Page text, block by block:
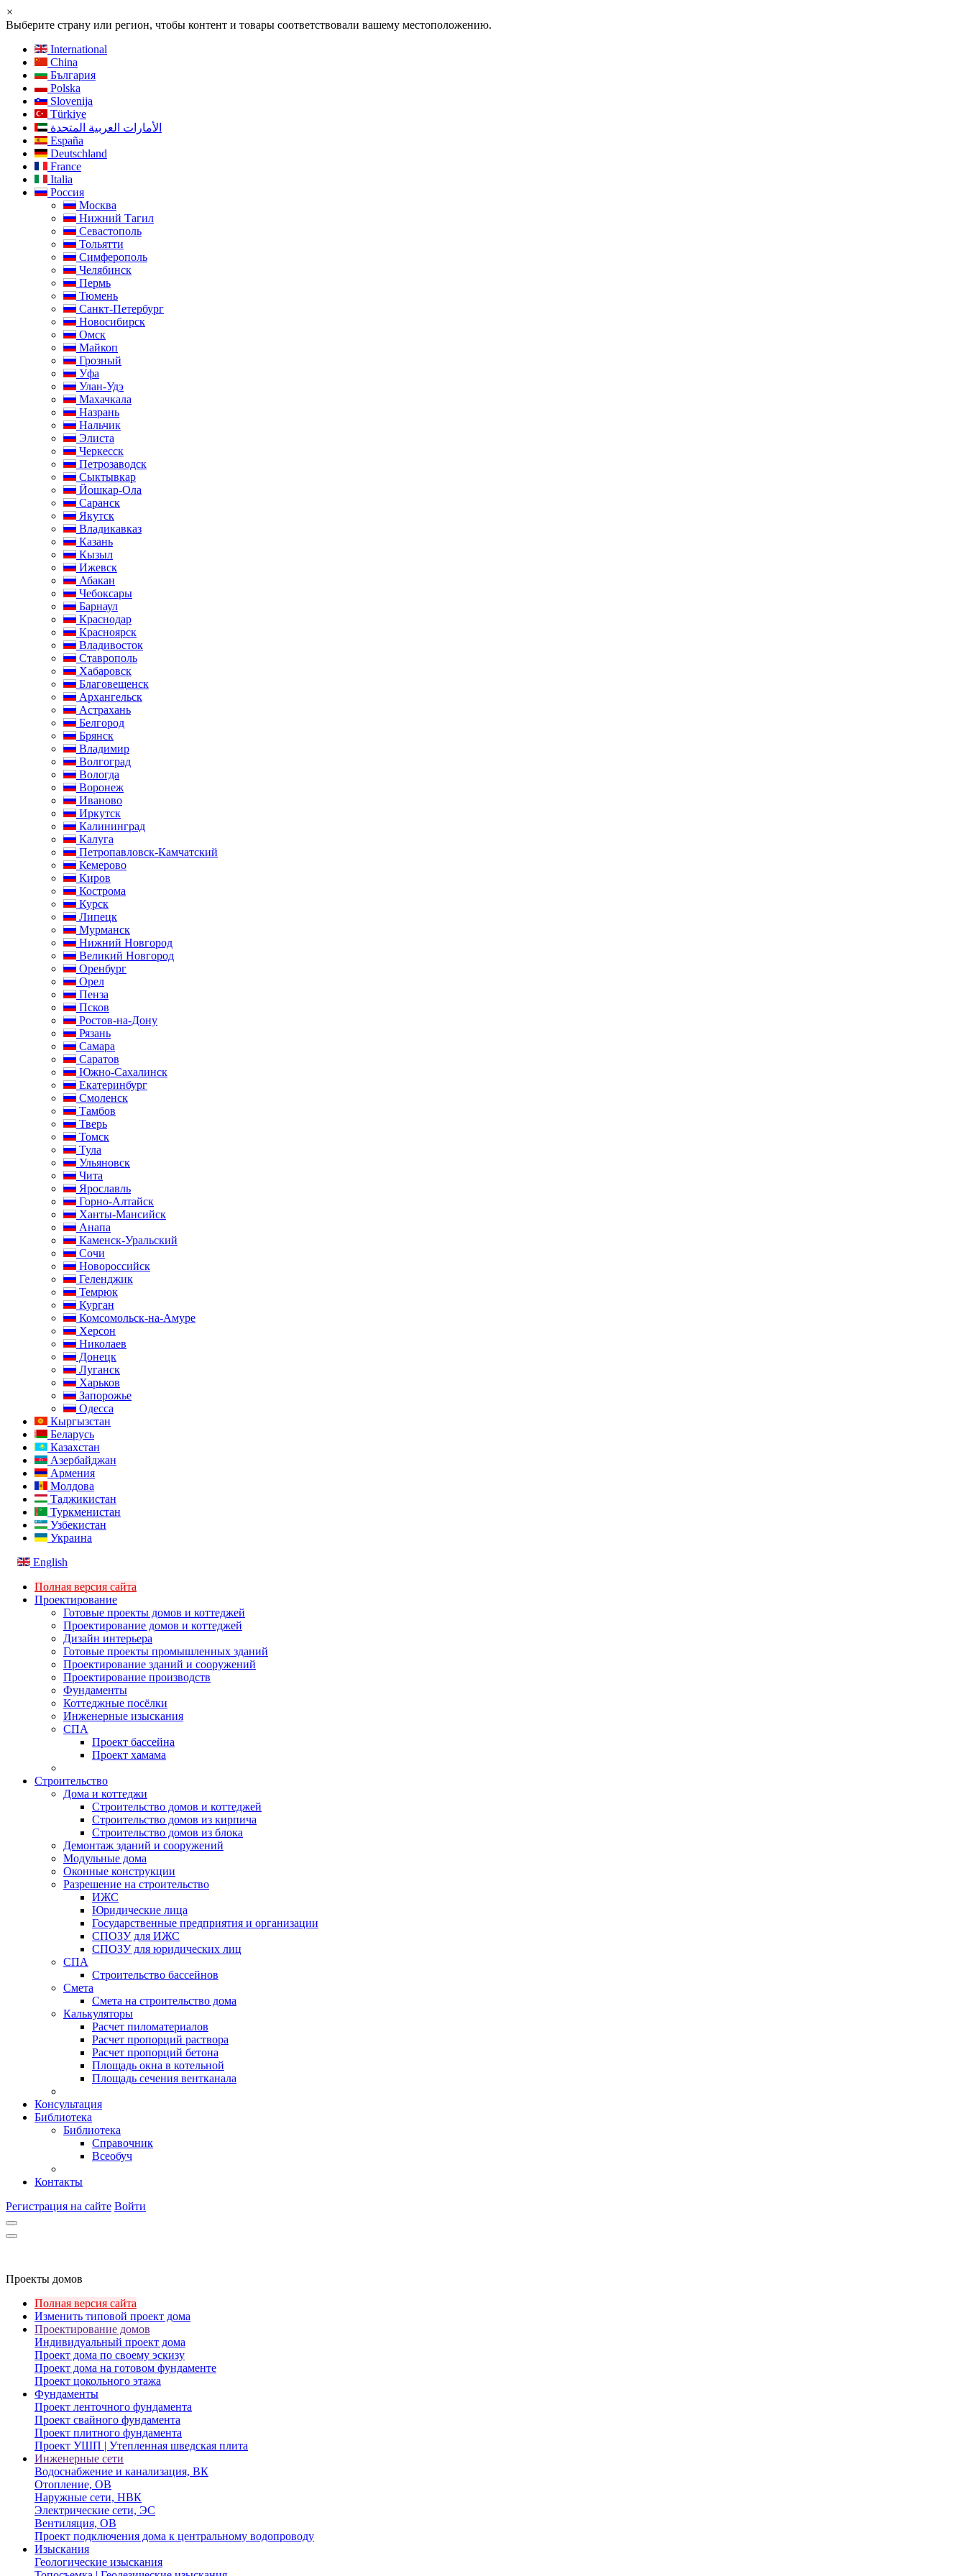
×
Выберите страну или регион, чтобы контент и товары соответствовали вашему местоположению.
International
China
България
Polska
Slovenija
Türkiye
الأمارات العربية المتحدة
España
Deutschland
France
Italia
Россия
Москва
Нижний Тагил
Севастополь
Тольятти
Симферополь
Челябинск
Пермь
Тюмень
Санкт-Петербург
Новосибирск
Омск
Майкоп
Грозный
Уфа
Улан-Удэ
Махачкала
Назрань
Нальчик
Элиста
Черкесск
Петрозаводск
Сыктывкар
Йошкар-Ола
Саранск
Якутск
Владикавказ
Казань
Кызыл
Ижевск
Абакан
Чебоксары
Барнаул
Краснодар
Красноярск
Владивосток
Ставрополь
Хабаровск
Благовещенск
Архангельск
Астрахань
Белгород
Брянск
Владимир
Волгоград
Вологда
Воронеж
Иваново
Иркутск
Калининград
Калуга
Петропавловск-Камчатский
Кемерово
Киров
Кострома
Курск
Липецк
Мурманск
Нижний Новгород
Великий Новгород
Оренбург
Орел
Пенза
Псков
Ростов-на-Дону
Рязань
Самара
Саратов
Южно-Сахалинск
Екатеринбург
Смоленск
Тамбов
Тверь
Томск
Тула
Ульяновск
Чита
Ярославль
Горно-Алтайск
Ханты-Мансийск
Анапа
Каменск-Уральский
Сочи
Новороссийск
Геленджик
Темрюк
Курган
Комсомольск-на-Амуре
Херсон
Николаев
Донецк
Луганск
Харьков
Запорожье
Одесса
Кыргызстан
Беларусь
Казахстан
Азербайджан
Армения
Молдова
Таджикистан
Туркменистан
Узбекистан
Украина
English
Полная версия сайта
Проектирование
Готовые проекты домов и коттеджей
Проектирование домов и коттеджей
Дизайн интерьера
Готовые проекты промышленных зданий
Проектирование зданий и сооружений
Проектирование производств
Фундаменты
Коттеджные посёлки
Инженерные изыскания
СПА
Проект бассейна
Проект хамама
Строительство
Дома и коттеджи
Строительство домов и коттеджей
Строительство домов из кирпича
Строительство домов из блока
Демонтаж зданий и сооружений
Модульные дома
Оконные конструкции
Разрешение на строительство
ИЖС
Юридические лица
Государственные предприятия и организации
СПОЗУ для ИЖС
СПОЗУ для юридических лиц
СПА
Строительство бассейнов
Смета
Смета на строительство дома
Калькуляторы
Расчет пиломатериалов
Расчет пропорций раствора
Расчет пропорций бетона
Площадь окна в котельной
Площадь сечения вентканала
Консультация
Библиотека
Библиотека
Справочник
Всеобуч
Контакты
Регистрация на сайте Войти
Проекты домов
Полная версия сайта
Изменить типовой проект дома
Проектирование домов
Индивидуальный проект дома
Проект дома по своему эскизу
Проект дома на готовом фундаменте
Проект цокольного этажа
Фундаменты
Проект ленточного фундамента
Проект свайного фундамента
Проект плитного фундамента
Проект УШП | Утепленная шведская плита
Инженерные сети
Водоснабжение и канализация, ВК
Отопление, ОВ
Наружные сети, НВК
Электрические сети, ЭС
Вентиляция, ОВ
Проект подключения дома к центральному водопроводу
Изыскания
Геологические изыскания